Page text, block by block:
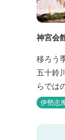
神宮会
移ろう
五十鈴
らでは
します
伊勢志